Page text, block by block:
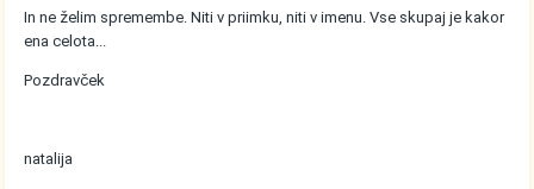
In ne želim spremembe. Niti v priimku, niti v imenu. Vse skupaj je kakor
ena celota...
Pozdravček
natalija